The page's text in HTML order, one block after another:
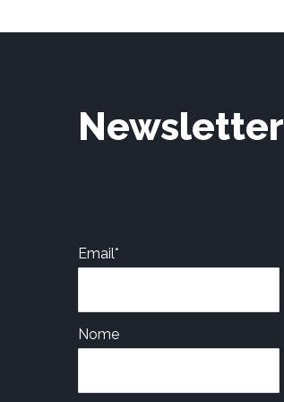
Newsletter
Email*
Nome